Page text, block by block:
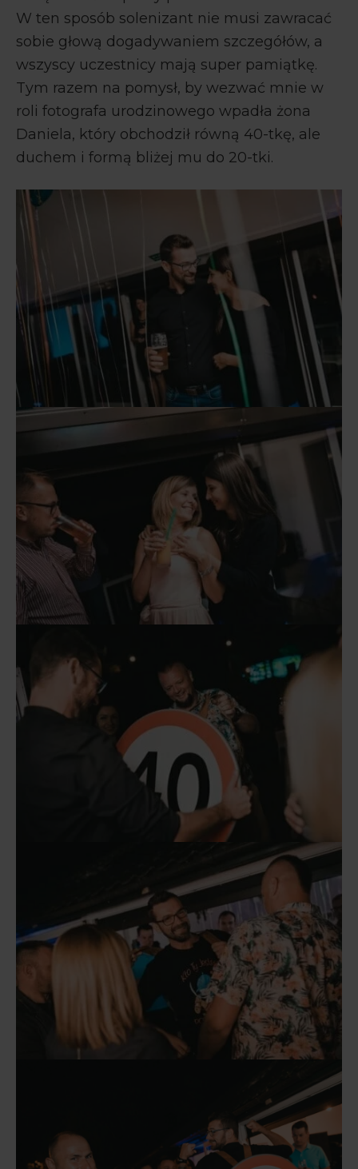
W ten sposób solenizant nie musi zawracać
sobie głową dogadywaniem szczegółów, a
wszyscy uczestnicy mają super pamiątkę.
Tym razem na pomysł, by wezwać mnie w
roli fotografa urodzinowego wpadła żona
Daniela, który obchodził równą 40-tkę, ale
duchem i formą bliżej mu do 20-tki.